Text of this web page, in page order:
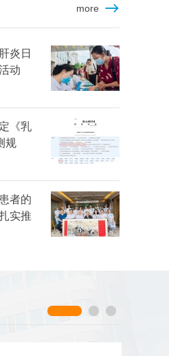
more
炎日
动
《乳
规
者的
实推
品牌